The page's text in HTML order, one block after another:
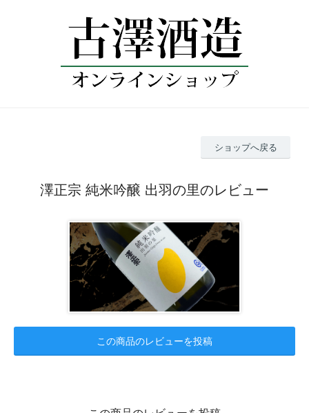
ショップへ戻る
澤正宗 純米吟醸 出羽の里のレビュー
この商品のレビューを投稿